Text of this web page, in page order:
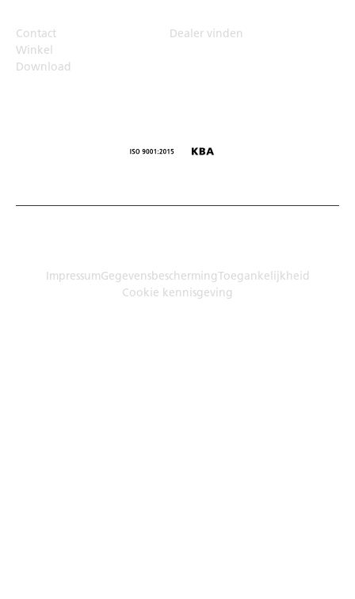
Contact
Dealer vinden
Winkel
Download
ImpressumGegevensbeschermingToegankelijkheid
Cookie kennisgeving